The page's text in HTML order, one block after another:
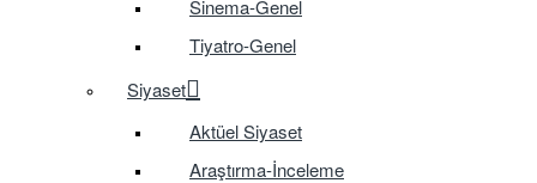
Sinema-Genel
Tiyatro-Genel
Siyaset
Aktüel Siyaset
Araştırma-İnceleme